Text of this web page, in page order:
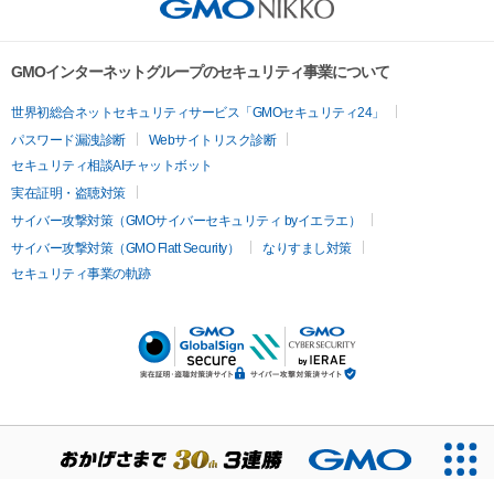
GMOインターネットグループのセキュリティ事業について
世界初総合ネットセキュリティサービス「GMOセキュリティ24」
パスワード漏洩診断
Webサイトリスク診断
セキュリティ相談AIチャットボット
実在証明・盗聴対策
サイバー攻撃対策（GMOサイバーセキュリティ byイエラエ）
サイバー攻撃対策（GMO Flatt Security）
なりすまし対策
セキュリティ事業の軌跡